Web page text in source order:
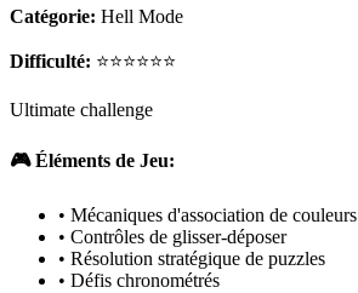
Catégorie: Hell Mode
Difficulté: ⭐⭐⭐⭐⭐⭐
Ultimate challenge
🎮 Éléments de Jeu:
• Mécaniques d'association de couleurs
• Contrôles de glisser-déposer
• Résolution stratégique de puzzles
• Défis chronométrés